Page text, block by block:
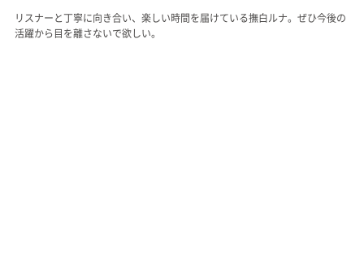
リスナーと丁寧に向き合い、楽しい時間を届けている撫白ルナ。ぜひ今後の
活躍から目を離さないで欲しい。